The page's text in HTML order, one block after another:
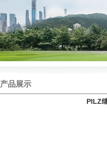
产品展示
PILZ